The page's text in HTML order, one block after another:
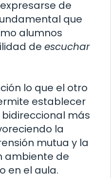
de
que
alumnos
de escuchar
lo que el otro
establecer
más
la
mutua y la
ambiente de
en el aula.